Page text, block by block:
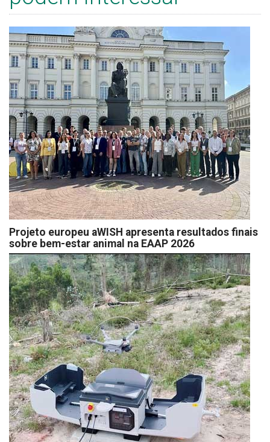
Projeto europeu aWISH apresenta resultados finais
sobre bem-estar animal na EAAP 2026